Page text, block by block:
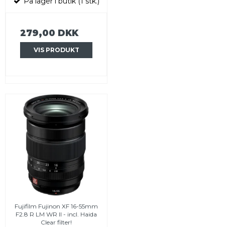
279,00 DKK
VIS PRODUKT
Fujifilm Fujinon XF 16-55mm
F2.8 R LM WR II - incl. Haida
Clear filter!